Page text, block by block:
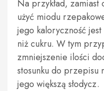
Na przykład, zamiast
użyć miodu
jego kaloryczność
niż cukru. W tym
zmniejszenie ilości
stosunku do przepisu
jego większą słodycz.